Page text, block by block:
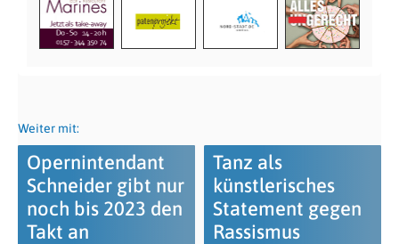
Weiter mit:
Opernintendant
Schneider gibt nur
noch bis 2023 den
Takt an
Tanz als
künstlerisches
Statement gegen
Rassismus